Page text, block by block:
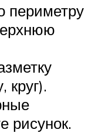
периметру
круг).
рисунок.